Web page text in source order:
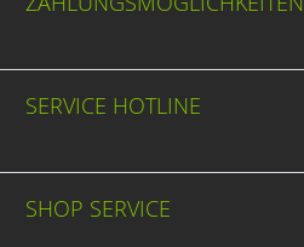
SERVICE HOTLINE
SHOP SERVICE